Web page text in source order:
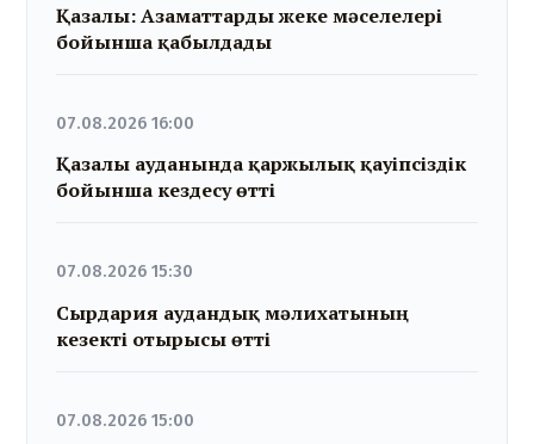
Қазалы: Азаматтарды жеке мәселелері
бойынша қабылдады
07.08.2026 16:00
Қазалы ауданында қаржылық қауіпсіздік
бойынша кездесу өтті
07.08.2026 15:30
Сырдария аудандық мәлихатының
кезекті отырысы өтті
07.08.2026 15:00